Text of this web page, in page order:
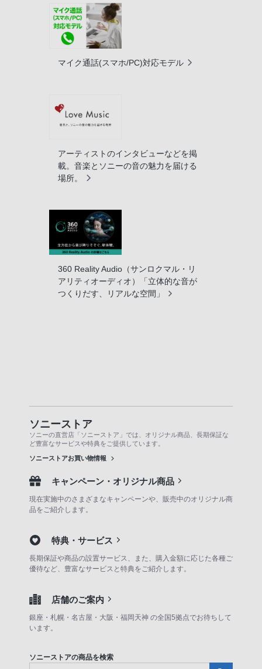
マイク通話(スマホ/PC)対応モデル
アーティストのインタビューなどを掲
載。音楽とソニーの音の魅力を届ける
場所。
360 Reality Audio（サンロクマル・リ
アリティオーディオ）「立体的な音が
つくりだす、リアルな空間」
ソニーストア
ソニーの直営店「ソニーストア」では、オリジナル商品、長期保証な
ど豊富なサービスや特典をご提供しています。
ソニーストアお買い物情報
キャンペーン・オリジナル商品
現在実施中のさまざまなキャンペーンや、販売中のオリジナル商
品をご紹介します。
特典・サービス
長期保証や商品の設置サービス、また、購入金額に応じた各種ご
優待など、豊富なサービスと特典をご紹介します。
店舗のご案内
銀座・札幌・名古屋・大阪・福岡天神 の全国5拠点でお待ちして
います。
ソニーストアの商品を検索